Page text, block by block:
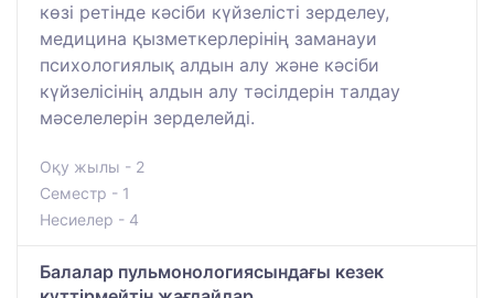
көзі ретінде кәсіби күйзелісті зерделеу,
медицина қызметкерлерінің заманауи
психологиялық алдын алу және кәсіби
күйзелісінің алдын алу тәсілдерін талдау
мәселелерін зерделейді.
Оқу жылы - 2
Семестр - 1
Несиелер - 4
Балалар пульмонологиясындағы кезек